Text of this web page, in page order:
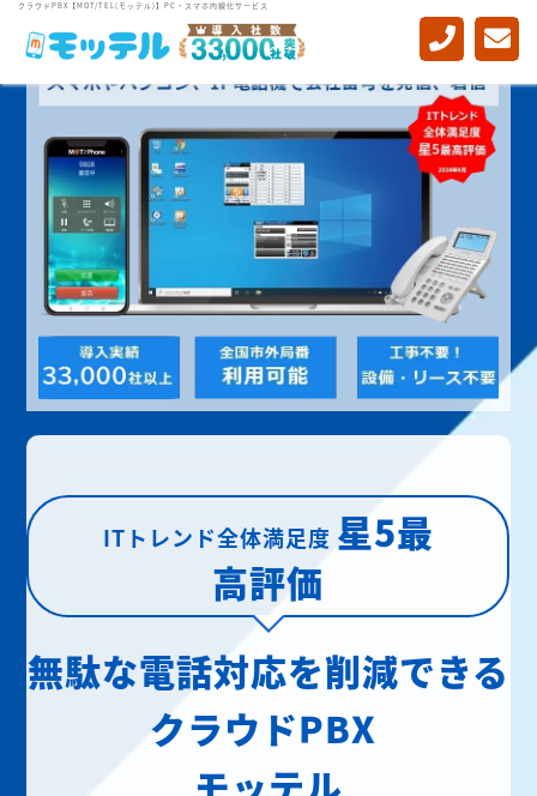
クラウドPBX【MOT/TEL(モッテル)】PC・スマホ内線化サービス
ITトレンド全体満足度 星5最
高評価
無駄な電話対応を削減できる
クラウドPBX
モッテル